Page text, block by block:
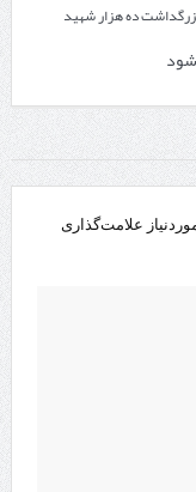
ده هزار شهید
علامت‌گذاری